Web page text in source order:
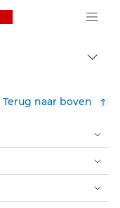
Canon Logo, back
Terug naar boven